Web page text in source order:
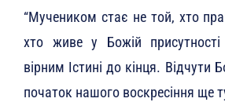
“Мучеником стає не той, хто
хто живе у Божій
вірним Істині до кінця. Відчути
початок нашого воскресіння ще